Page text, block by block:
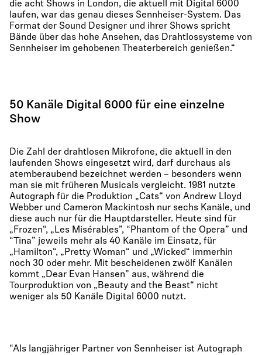
die acht Shows in London, die aktuell mit Digital 6000
laufen, war das genau dieses Sennheiser-System. Das
Format der Sound Designer und ihrer Shows spricht
Bände über das hohe Ansehen, das Drahtlossysteme von
Sennheiser im gehobenen Theaterbereich genießen.“
50 Kanäle Digital 6000 für eine einzelne
Show
Die Zahl der drahtlosen Mikrofone, die aktuell in den
laufenden Shows eingesetzt wird, darf durchaus als
atemberaubend bezeichnet werden – besonders wenn
man sie mit früheren Musicals vergleicht. 1981 nutzte
Autograph für die Produktion „Cats“ von Andrew Lloyd
Webber und Cameron Mackintosh nur sechs Kanäle, und
diese auch nur für die Hauptdarsteller. Heute sind für
„Frozen“, „Les Misérables”, “Phantom of the Opera” und
“Tina” jeweils mehr als 40 Kanäle im Einsatz, für
„Hamilton“, „Pretty Woman“ und „Wicked“ immerhin
noch 30 oder mehr. Mit bescheidenen zwölf Kanälen
kommt „Dear Evan Hansen” aus, während die
Tourproduktion von „Beauty and the Beast“ nicht
weniger als 50 Kanäle Digital 6000 nutzt.
“Als langjähriger Partner von Sennheiser ist Autograph